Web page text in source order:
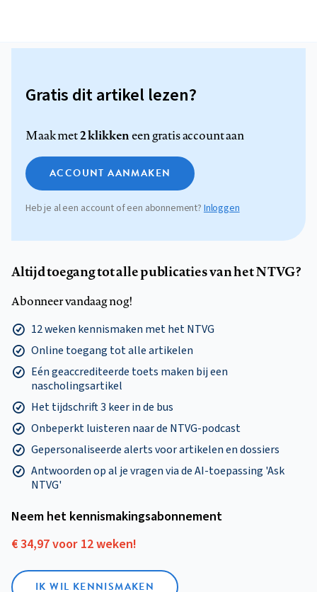
Gratis dit artikel lezen?
Maak met2 klikkeneen gratis account aan
ACCOUNT AANMAKEN
Heb je al een account of een abonnement? Inloggen
Altijd toegang tot alle publicaties van het NTVG?
Abonneer vandaag nog!
12 weken kennismaken met het NTVG
Online toegang tot alle artikelen
Eén geaccrediteerde toets maken bij een
nascholingsartikel
Het tijdschrift 3 keer in de bus
Onbeperkt luisteren naar de NTVG-podcast
Gepersonaliseerde alerts voor artikelen en dossiers
Antwoorden op al je vragen via de AI-toepassing 'Ask
NTVG'
Neem het kennismakings­abonnement
€ 34,97 voor 12 weken!
IK WIL KENNISMAKEN